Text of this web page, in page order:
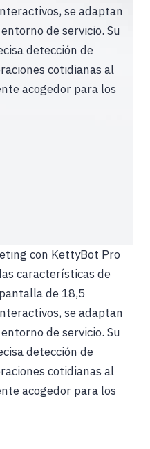
se adaptan
de servicio. Su
detección de
cotidianas al
acogedor para los
con KettyBot Pro
características de
de 18,5
se adaptan
de servicio. Su
detección de
cotidianas al
acogedor para los